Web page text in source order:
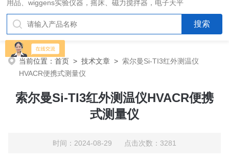
用品、wiggens实验仪器，摇床、磁力搅拌器，电子天平
当前位置：首页 >技术文章 >索尔曼Si-TI3红外测温仪
HVACR便携式测量仪
索尔曼Si-TI3红外测温仪HVACR便携
式测量仪
时间：2024-08-29 点击次数：3281